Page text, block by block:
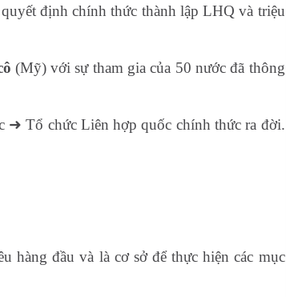
định chính thức thành lập LHQ và triệu
(Mỹ) với sự tham gia của 50 nước đã thông
➜ Tổ chức Liên hợp quốc chính thức ra đời.
hàng đầu và là cơ sở để thực hiện các mục